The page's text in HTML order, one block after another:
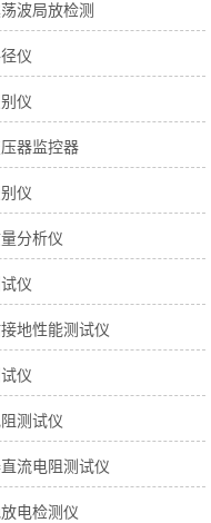
波局放检测
仪
仪
器监控器
仪
分析仪
仪
地性能测试仪
仪
测试仪
流电阻测试仪
电检测仪